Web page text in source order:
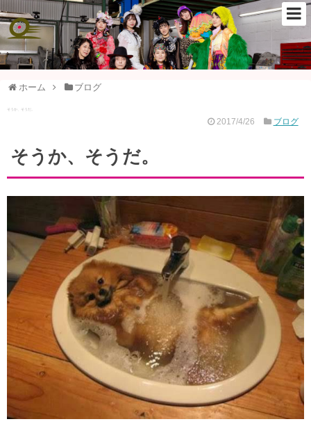
ホーム ブログ
そうか、そうだ。
2017/4/26 ブログ
そうか、そうだ。